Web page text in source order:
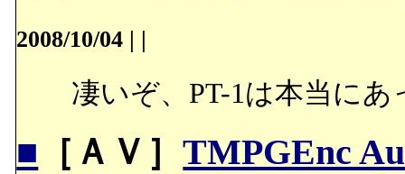
2008/10/04 | |
凄いぞ、PT-1は本当にあ
■ ［ＡＶ］TMPGEnc